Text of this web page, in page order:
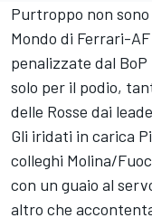
Purtroppo non
Mondo di Ferrari-
penalizzate dal
solo per il podio,
delle Rosse dai
Gli iridati in carica
colleghi Molina/
con un guaio al
altro che